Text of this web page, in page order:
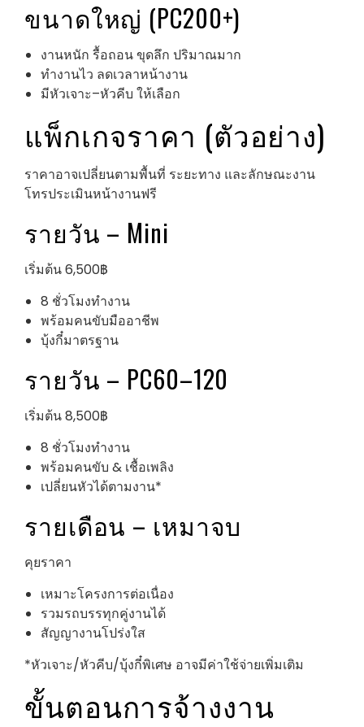
ขนาดใหญ่ (PC200+)
งานหนัก รื้อถอน ขุดลึก ปริมาณมาก
ทำงานไว ลดเวลาหน้างาน
มีหัวเจาะ–หัวคีบ ให้เลือก
แพ็กเกจราคา (ตัวอย่าง)
ราคาอาจเปลี่ยนตามพื้นที่ ระยะทาง และลักษณะงาน
โทรประเมินหน้างานฟรี
รายวัน – Mini
เริ่มต้น 6,500฿
8 ชั่วโมงทำงาน
พร้อมคนขับมืออาชีพ
บุ้งกี๋มาตรฐาน
รายวัน – PC60–120
เริ่มต้น 8,500฿
8 ชั่วโมงทำงาน
พร้อมคนขับ & เชื้อเพลิง
เปลี่ยนหัวได้ตามงาน*
รายเดือน – เหมาจบ
คุยราคา
เหมาะโครงการต่อเนื่อง
รวมรถบรรทุกคู่งานได้
สัญญางานโปร่งใส
*หัวเจาะ/หัวคีบ/บุ้งกี๋พิเศษ อาจมีค่าใช้จ่ายเพิ่มเติม
ขั้นตอนการจ้างงาน